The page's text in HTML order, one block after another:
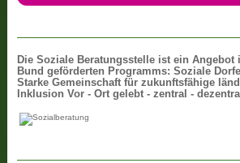
Die Soziale Beratungsstelle ist ein Angebot
Bund geförderten Programms: Soziale
Starke Gemeinschaft für zukunftsfähige
Inklusion Vor - Ort gelebt - zentral -